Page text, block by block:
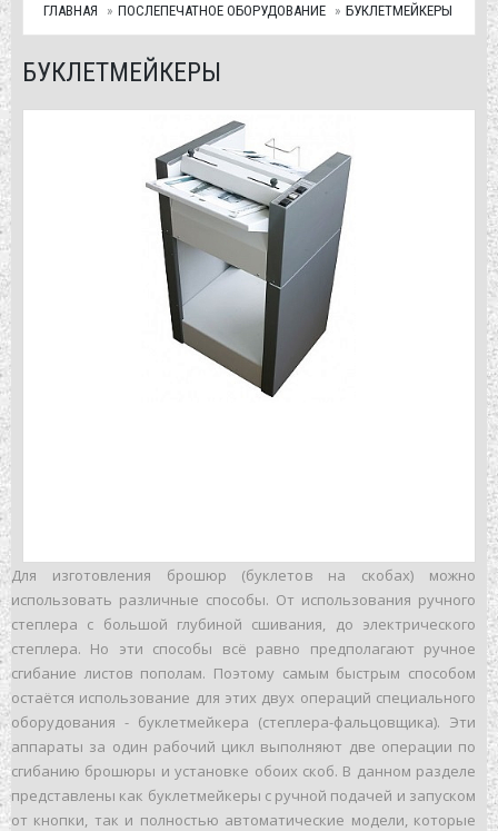
ГЛАВНАЯ ПОСЛЕПЕЧАТНОЕ ОБОРУДОВАНИЕ БУКЛЕТМЕЙКЕРЫ
БУКЛЕТМЕЙКЕРЫ
Для изготовления брошюр (буклетов на скобах) можно
использовать различные способы. От использования ручного
степлера с большой глубиной сшивания, до электрического
степлера. Но эти способы всё равно предполагают ручное
сгибание листов пополам. Поэтому самым быстрым способом
остаётся использование для этих двух операций специального
оборудования - буклетмейкера (степлера-фальцовщика). Эти
аппараты за один рабочий цикл выполняют две операции по
сгибанию брошюры и установке обоих скоб. В данном разделе
представлены как буклетмейкеры с ручной подачей и запуском
от кнопки, так и полностью автоматические модели, которые